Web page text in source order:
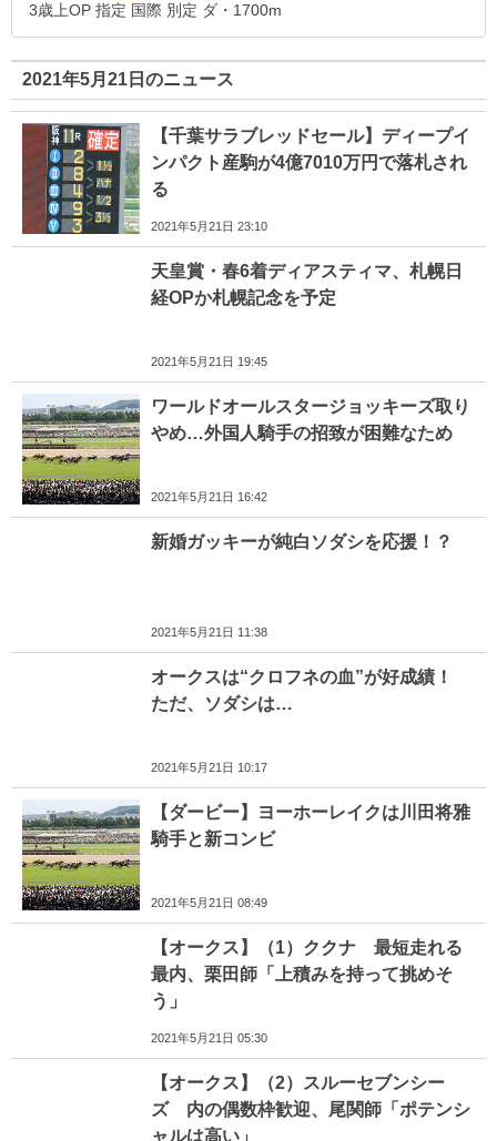
3歳上OP 指定 国際 別定 ダ・1700m
2021年5月21日のニュース
【千葉サラブレッドセール】ディープイ
ンパクト産駒が4億7010万円で落札され
る
2021年5月21日 23:10
天皇賞・春6着ディアスティマ、札幌日
経OPか札幌記念を予定
2021年5月21日 19:45
ワールドオールスタージョッキーズ取り
やめ…外国人騎手の招致が困難なため
2021年5月21日 16:42
新婚ガッキーが純白ソダシを応援！？
2021年5月21日 11:38
オークスは“クロフネの血”が好成績！
ただ、ソダシは…
2021年5月21日 10:17
【ダービー】ヨーホーレイクは川田将雅
騎手と新コンビ
2021年5月21日 08:49
【オークス】（1）ククナ 最短走れる
最内、栗田師「上積みを持って挑めそ
う」
2021年5月21日 05:30
【オークス】（2）スルーセブンシー
ズ 内の偶数枠歓迎、尾関師「ポテンシ
ャルは高い」